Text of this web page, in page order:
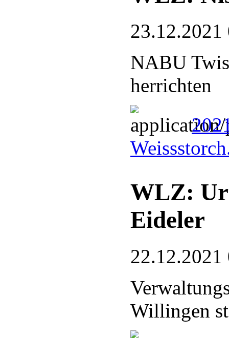
23.12.2021
NABU
herrichten
WLZ:
Eideler
22.12.2021
Willingen